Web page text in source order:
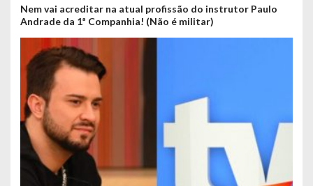
Nem vai acreditar na atual profissão do instrutor Paulo
Andrade da 1ª Companhia! (Não é militar)